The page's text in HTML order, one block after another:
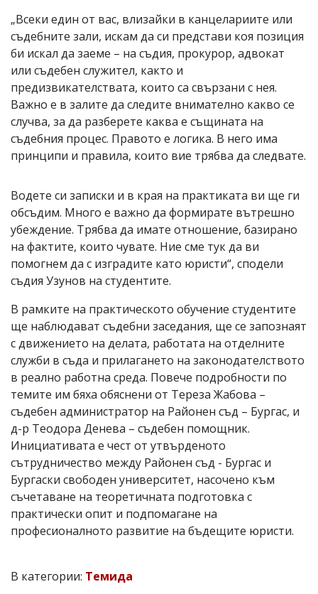
„Всеки един от вас, влизайки в канцелариите или
съдебните зали, искам да си представи коя позиция
би искал да заеме – на съдия, прокурор, адвокат
или съдебен служител, както и
предизвикателствата, които са свързани с нея.
Важно е в залите да следите внимателно какво се
случва, за да разберете каква е същината на
съдебния процес. Правото е логика. В него има
принципи и правила, които вие трябва да следвате.
Водете си записки и в края на практиката ви ще ги
обсъдим. Много е важно да формирате вътрешно
убеждение. Трябва да имате отношение, базирано
на фактите, които чувате. Ние сме тук да ви
помогнем да с изградите като юристи“, сподели
съдия Узунов на студентите.
В рамките на практическото обучение студентите
ще наблюдават съдебни заседания, ще се запознаят
с движението на делата, работата на отделните
служби в съда и прилагането на законодателството
в реално работна среда. Повече подробности по
темите им бяха обяснени от Тереза Жабова –
съдебен администратор на Районен съд – Бургас, и
д-р Теодора Денева – съдебен помощник.
Инициативата е чест от утвърденото
сътрудничество между Районен съд - Бургас и
Бургаски свободен университет, насочено към
съчетаване на теоретичната подготовка с
практически опит и подпомагане на
професионалното развитие на бъдещите юристи.
В категории: Темида